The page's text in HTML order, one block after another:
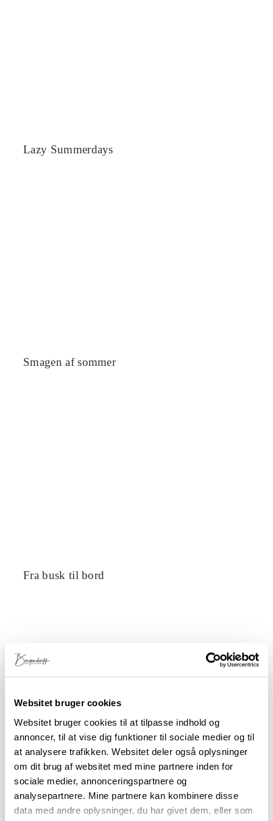
Websitet bruger cookies
Websitet bruger cookies til at tilpasse indhold og
annoncer, til at vise dig funktioner til sociale medier og til
at analysere trafikken. Websitet deler også oplysninger
om dit brug af websitet med mine partnere inden for
sociale medier, annonceringspartnere og
analysepartnere. Mine partnere kan kombinere disse
data med andre oplysninger, du har givet dem, eller som
Lazy Summerdays
Smagen af sommer
Fra busk til bord
til
Food
by
Bergendorff
Velkommen
til Food
by
Bergendorff,